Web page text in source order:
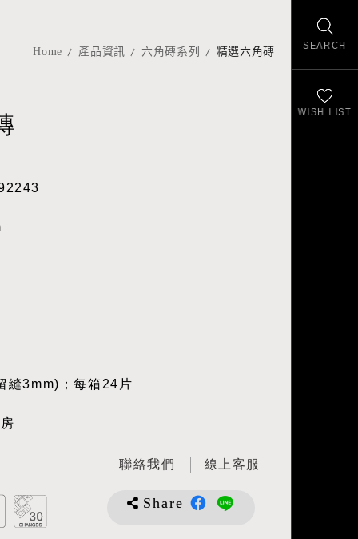
SEARCH
WISH LIST
Home 產品資訊 六角磚系列 精選六角磚
縫3mm)；每箱24片
聯絡我們 線上客服
Share